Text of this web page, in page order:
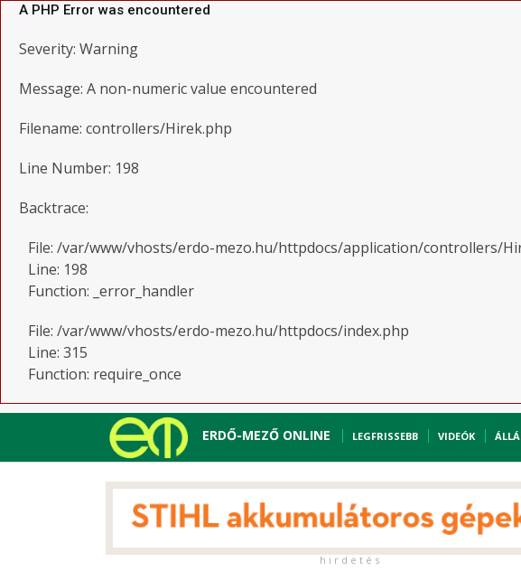
A PHP Error was encountered
Severity: Warning
Message: A non-numeric value encountered
Filename: controllers/Hirek.php
Line Number: 198
Backtrace:
File: /var/www/vhosts/erdo-mezo.hu/httpdocs/application/controllers/
Line: 198
Function: _error_handler
File: /var/www/vhosts/erdo-mezo.hu/httpdocs/index.php
Line: 315
Function: require_once
ERDŐ-MEZŐ ONLINE LEGFRISSEBB VIDEÓK
h i r d e t é s